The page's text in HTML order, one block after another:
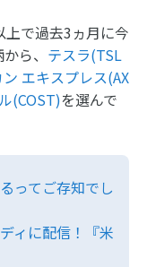
上で過去3ヵ月に今
ら、 テスラ(TSL
エキスプレス(AX
(COST)を選んで
ってご存知でし
ィに配信！『米